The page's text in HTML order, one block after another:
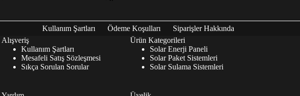
Kullanım Şartları Ödeme Koşulları Siparişler Hakkında
Alışveriş
Kullanım Şartları
Mesafeli Satış Sözleşmesi
Sıkça Sorulan Sorular
Ürün Kategorileri
Solar Enerji Paneli
Solar Paket Sistemleri
Solar Sulama Sistemleri